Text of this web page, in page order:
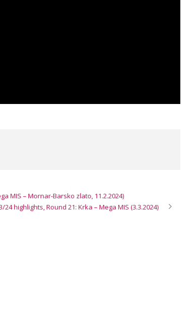
MIS – Mornar-Barsko zlato, 11.2.2024)
24 highlights, Round 21: Krka – Mega MIS (3.3.2024)